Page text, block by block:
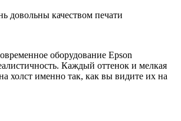
довольны качеством печати
оборудование Epson
Каждый оттенок и мелкая
холст именно так, как вы видите их на